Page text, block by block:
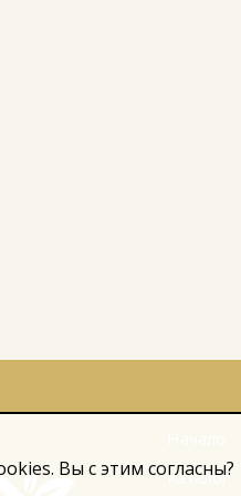
Каталог
Вы с этим согласны?